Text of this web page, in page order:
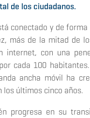
de los ciudadanos.
conectado y de forma
más de la mitad de
internet, con una
cada 100
ancha móvil ha
los últimos cinco años.
progresa en su